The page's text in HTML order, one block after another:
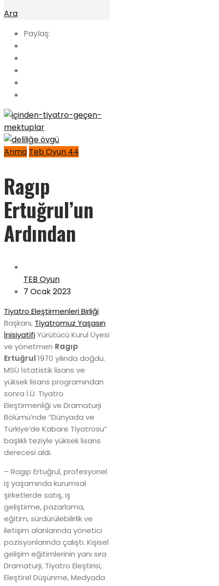
Ara
Paylaş:
Anma Teb Oyun 44
Ragıp
Ertuğrul’un
Ardından
TEB Oyun
7 Ocak 2023
Tiyatro Eleştirmenleri Birliği
Başkanı, Tiyatromuz Yaşasın
İnisiyatifiYürütücü Kurul Üyesi
ve yönetmen Ragıp
Ertuğrul1970 yılında doğdu.
MSÜ İstatistik lisans ve
yüksek lisans programından
sonra İ.Ü. Tiyatro
Eleştirmenliği ve Dramaturji
Bölümü’nde “Dünyada ve
Türkiye’de Kabare Tiyatrosu”
başlıklı teziyle yüksek lisans
derecesi aldı.
– Ragıp Ertuğrul, profesyonel
iş yaşamında kurumsal
şirketlerde satış, iş
geliştirme, pazarlama,
eğitim, sürdürülebilirlik ve
iletişim alanlarında yönetici
pozisyonlarında çalıştı. Kişisel
gelişim eğitimlerinin yanı sıra
Dramaturji, Tiyatro Eleştirisi,
Eleştirel Düşünme, Medyada